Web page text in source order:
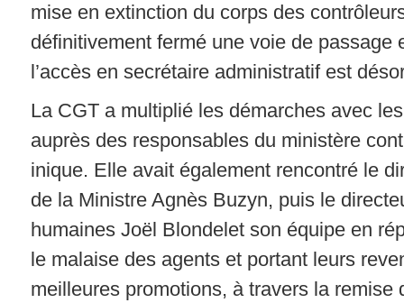
mise en extinction du corps des
définitivement fermé une voie de passage
l’accès en secrétaire administratif est
La CGT a multiplié les démarches avec
auprès des responsables du ministère
inique. Elle avait également rencontré le
de la Ministre Agnès Buzyn, puis le
humaines Joël Blondelet son équipe en
le malaise des agents et portant leurs
meilleures promotions, à travers la remise